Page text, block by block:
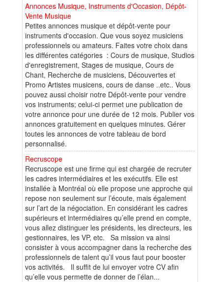
Annonces Musique, Instruments d'Occasion, Dépôt-
Vente Musique
Petites annonces musique et dépôt-vente pour
instruments d'occasion. Que vous soyez musiciens
professionnels ou amateurs. Faites votre choix dans
les différentes catégories : Cours de musique, Studios
d'enregistrement, Stages de musique, Cours de
Chant, Recherche de musiciens, Découvertes et
Promo Artistes musicens, cours de danse ..etc.. Vous
pouvez aussi choisir notre Dépôt-vente pour vendre
vos instruments; celui-ci permet une publication de
votre annonce pour une durée de 12 mois. Publier vos
annonces gratuitement en quelques minutes. Gérer
toutes les annonces de votre tableau de bord
personnalisé.
Recruscope
Recruscope est une firme qui est chargée de recruter
les cadres intermédiaires et les exécutifs. Elle est
installée à Montréal où elle propose une approche qui
repose non seulement sur l’écoute, mais également
sur l’art de la négociation. En considérant les cadres
supérieurs et intermédiaires qu’elle prend en compte,
vous allez distinguer les présidents, les directeurs, les
gestionnaires, les VP, etc. Sa mission va ainsi
consister à vous accompagner dans la recherche des
professionnels de talent qu’il vous faut pour booster
vos activités. Il suffit de lui envoyer votre CV afin
qu’elle vous permette de donner de l’élan...